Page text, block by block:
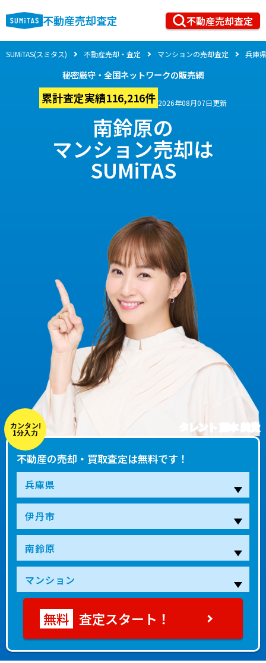
不動産売却査定 不動産売却査定
SUMiTAS(スミタス) 不動産売却・査定 マンションの売却査定 兵庫県
秘密厳守・全国ネットワークの販売網
累計査定実績116,216件 2026年08月07日更新
南鈴原の
マンション売却は
SUMiTAS
タレント 藤本 美貴
カンタン!
1分入力
不動産の売却・買取査定は無料です！
査定スタート！